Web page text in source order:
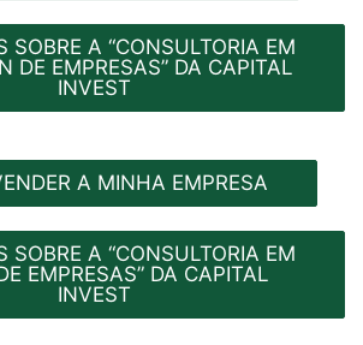
SOBRE A “CONSULTORIA EM
DE EMPRESAS” DA CAPITAL
INVEST
A MINHA EMPRESA
SOBRE A “CONSULTORIA EM
EMPRESAS” DA CAPITAL
INVEST